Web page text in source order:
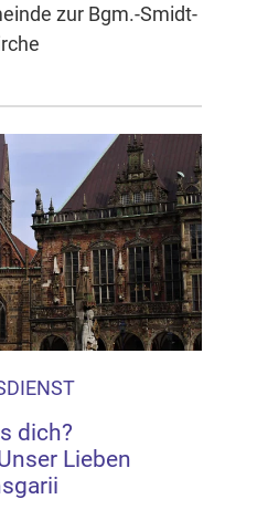
zur Bgm.-Smidt-
dich?
Lieben